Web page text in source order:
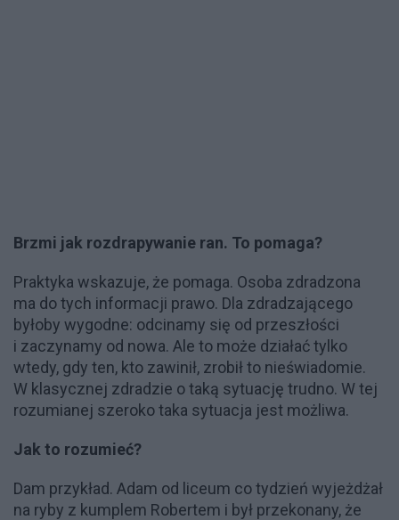
Brzmi jak rozdrapywanie ran. To pomaga?
Praktyka wskazuje, że pomaga. Osoba zdradzona
ma do tych informacji prawo. Dla zdradzającego
byłoby wygodne: odcinamy się od przeszłości
i zaczynamy od nowa. Ale to może działać tylko
wtedy, gdy ten, kto zawinił, zrobił to nieświadomie.
W klasycznej zdradzie o taką sytuację trudno. W tej
rozumianej szeroko taka sytuacja jest możliwa.
Jak to rozumieć?
Dam przykład. Adam od liceum co tydzień wyjeżdżał
na ryby z kumplem Robertem i był przekonany, że